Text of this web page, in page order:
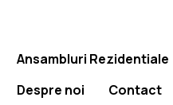
Ansambluri Rezidentiale
Despre noi
Contact